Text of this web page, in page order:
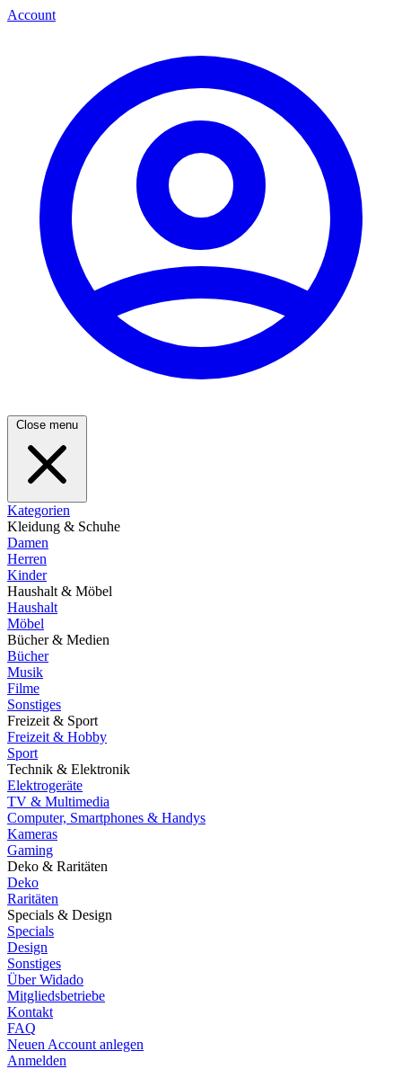
Account
Close menu
Kategorien
Kleidung & Schuhe
Damen
Herren
Kinder
Haushalt & Möbel
Haushalt
Möbel
Bücher & Medien
Bücher
Musik
Filme
Sonstiges
Freizeit & Sport
Freizeit & Hobby
Sport
Technik & Elektronik
Elektrogeräte
TV & Multimedia
Computer, Smartphones & Handys
Kameras
Gaming
Deko & Raritäten
Deko
Raritäten
Specials & Design
Specials
Design
Sonstiges
Über Widado
Mitgliedsbetriebe
Kontakt
FAQ
Neuen Account anlegen
Anmelden